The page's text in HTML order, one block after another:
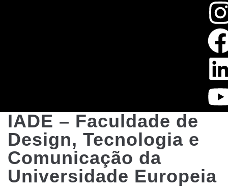
IADE – Faculdade de
Design, Tecnologia e
Comunicação da
Universidade Europeia